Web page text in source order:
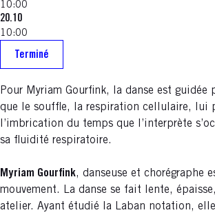
10:00
20.10
10:00
Terminé
Pour Myriam Gourfink, la danse est
que le souffle, la respiration cellulaire, lui
l’imbrication du temps que l’interprète
sa fluidité respiratoire.
Myriam Gourfink, danseuse et chorégraphe
mouvement. La danse se fait lente,
atelier. Ayant étudié la Laban notation,